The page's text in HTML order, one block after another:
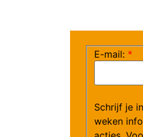
E-mail: *
Schrijf je
weken